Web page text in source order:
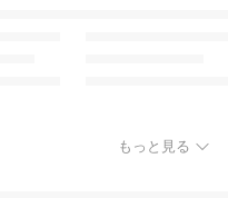
もっと見る